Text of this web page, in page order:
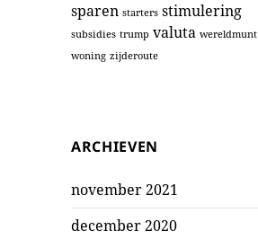
sparen starters stimulering
subsidies trump valuta wereldmunt
woning zijderoute
ARCHIEVEN
november 2021
december 2020